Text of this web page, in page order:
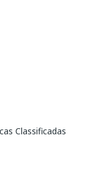
Classificadas